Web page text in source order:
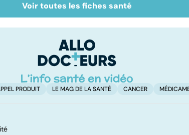
sur les
Inflammation des
amygdales : que faire
Voir toutes les fiches santé
PRODUIT LE MAG DE LA SANTÉ CANCER